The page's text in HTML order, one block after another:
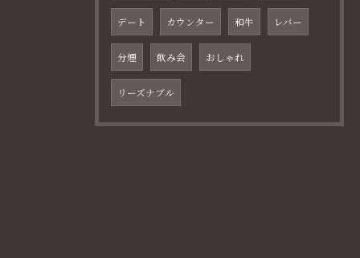
デート カウンター 和牛 レバー
分煙 飲み会 おしゃれ
リーズナブル